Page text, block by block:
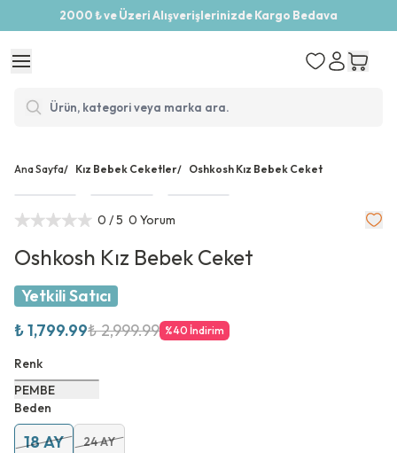
2000 ₺ ve Üzeri Alışverişlerinizde Kargo Bedava
Ana Sayfa/ Kız Bebek Ceketler/ Oshkosh Kız Bebek Ceket
0 / 5 0 Yorum
Oshkosh Kız Bebek Ceket
Yetkili Satıcı
₺ 1,799.99₺ 2,999.99 %40 İndirim
Renk
PEMBE
Beden
18 AY 24 AY